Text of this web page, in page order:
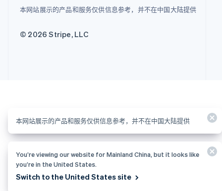
本网站展示的产品和服务仅供信息参考，并不在中国大陆提供
© 2026 Stripe, LLC
本网站展示的产品和服务仅供信息参考，并不在中国大陆提供
You’re viewing our website for Mainland China, but it looks like
you’re in the United States.
Switch to the United States site